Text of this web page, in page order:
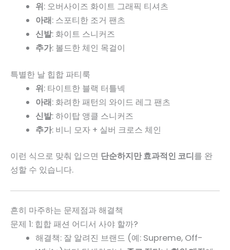
위: 오버사이즈 화이트 그래픽 티셔츠
아래: 스포티한 조거 팬츠
신발: 화이트 스니커즈
추가: 볼드한 체인 목걸이
특별한 날 힙합 파티룩
위: 타이트한 블랙 터틀넥
아래: 화려한 패턴의 와이드 레그 팬츠
신발: 하이탑 앵클 스니커즈
추가: 비니 모자 + 실버 크로스 체인
이런 식으로 맞춰 입으면 단순하지만 효과적인 코디를 완
성할 수 있습니다.
흔히 마주하는 문제점과 해결책
문제 1: 힙합 패션 어디서 사야 할까?
해결책: 잘 알려진 브랜드 (예: Supreme, Off-